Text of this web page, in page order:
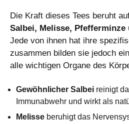
Die Kraft dieses Tees beruht
Salbei, Melisse,
Jede von ihnen hat ihre
zusammen bilden sie jedoch
alle wichtigen Organe des
Gewöhnlicher Salbei reinigt
Immunabwehr und wirkt als
Melisse beruhigt das